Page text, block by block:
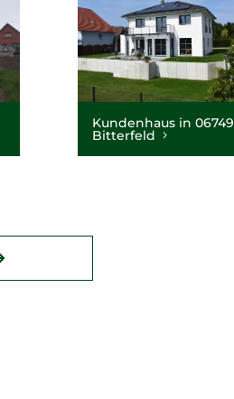
Kundenhaus in 06749
Bitterfeld